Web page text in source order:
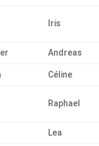
Iris
Andreas
Céline
Raphael
Lea